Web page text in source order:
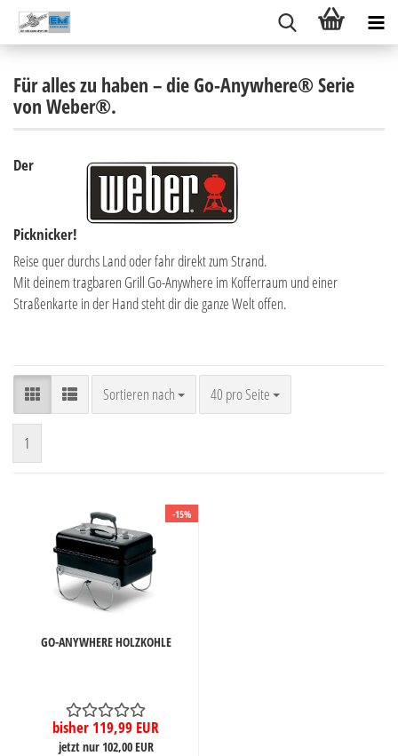
Für alles zu haben – die Go-Anywhere® Serie
von Weber®.
Der
Picknicker!
Reise quer durchs Land oder fahr direkt zum Strand.
Mit deinem tragbaren Grill Go-Anywhere im Kofferraum und einer
Straßenkarte in der Hand steht dir die ganze Welt offen.
Sortieren nach
Sortieren nach 40 pro Seite
pro Seite
1
-15%
GO-ANYWHERE HOLZKOHLE
bisher 119,99 EUR
jetzt nur 102,00 EUR